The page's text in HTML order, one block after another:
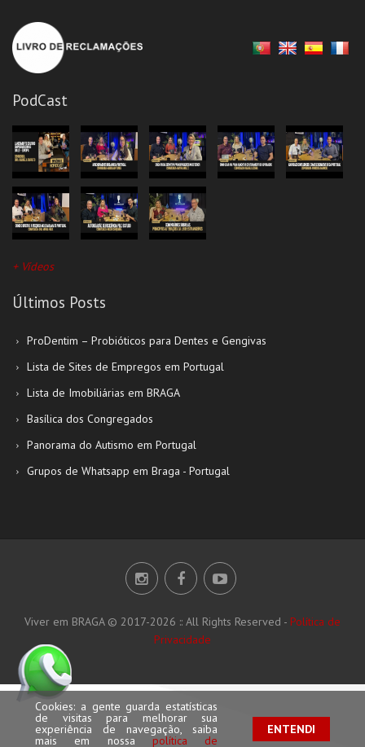
PodCast
+ Vídeos
Últimos Posts
ProDentim – Probióticos para Dentes e Gengivas
Lista de Sites de Empregos em Portugal
Lista de Imobiliárias em BRAGA
Basílica dos Congregados
Panorama do Autismo em Portugal
Grupos de Whatsapp em Braga - Portugal
Viver em BRAGA © 2017-2026 :: All Rights Reserved - Política de
Privacidade
Cookies: a gente guarda estatísticas
de visitas para melhorar sua
experiência de navegação, saiba
mais em nossapolítica de
ENTENDI